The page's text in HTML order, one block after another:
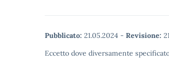
Pubblicato: 21.05.2024 - Revisione:
Eccetto dove diversamente